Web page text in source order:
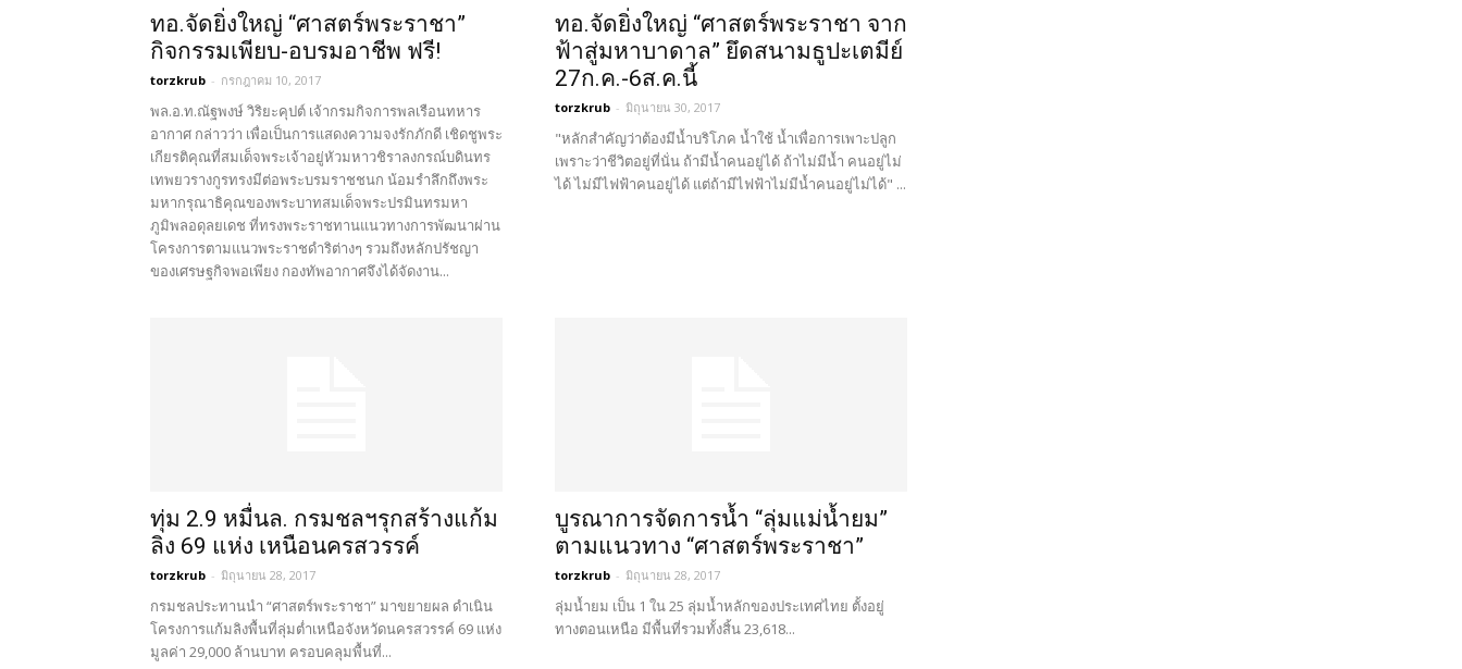
ทอ.จัดยิ่งใหญ่ “ศาสตร์พระราชา”
กิจกรรมเพียบ-อบรมอาชีพ ฟรี!
torzkrub - กรกฎาคม 10, 2017
พล.อ.ท.ณัฐพงษ์ วิริยะคุปต์ เจ้ากรมกิจการพลเรือนทหาร
อากาศ กล่าวว่า เพื่อเป็นการแสดงความจงรักภักดี เชิดชูพระ
เกียรติคุณที่สมเด็จพระเจ้าอยู่หัวมหาวชิราลงกรณ์บดินทร
เทพยวรางกูรทรงมีต่อพระบรมราชชนก น้อมรำลึกถึงพระ
มหากรุณาธิคุณของพระบาทสมเด็จพระปรมินทรมหา
ภูมิพลอดุลยเดช ที่ทรงพระราชทานแนวทางการพัฒนาผ่าน
โครงการตามแนวพระราชดำริต่างๆ รวมถึงหลักปรัชญา
ของเศรษฐกิจพอเพียง กองทัพอากาศจึงได้จัดงาน...
ทอ.จัดยิ่งใหญ่ “ศาสตร์พระราชา จาก
ฟ้าสู่มหาบาดาล” ยึดสนามธูปะเตมีย์
27ก.ค.-6ส.ค.นี้
torzkrub - มิถุนายน 30, 2017
"หลักสำคัญว่าต้องมีน้ำบริโภค น้ำใช้ น้ำเพื่อการเพาะปลูก
เพราะว่าชีวิตอยู่ที่นั่น ถ้ามีน้ำคนอยู่ได้ ถ้าไม่มีน้ำ คนอยู่ไม่
ได้ ไม่มีไฟฟ้าคนอยู่ได้ แต่ถ้ามีไฟฟ้าไม่มีน้ำคนอยู่ไม่ได้" ...
ทุ่ม 2.9 หมื่นล. กรมชลฯรุกสร้างแก้ม
ลิง 69 แห่ง เหนือนครสวรรค์
torzkrub - มิถุนายน 28, 2017
กรมชลประทานนำ “ศาสตร์พระราชา” มาขยายผล ดำเนิน
โครงการแก้มลิงพื้นที่ลุ่มต่ำเหนือจังหวัดนครสวรรค์ 69 แห่ง
มูลค่า 29,000 ล้านบาท ครอบคลุมพื้นที่...
บูรณาการจัดการน้ำ “ลุ่มแม่น้ำยม”
ตามแนวทาง “ศาสตร์พระราชา”
torzkrub - มิถุนายน 28, 2017
ลุ่มน้ำยม เป็น 1 ใน 25 ลุ่มน้ำหลักของประเทศไทย ตั้งอยู่
ทางตอนเหนือ มีพื้นที่รวมทั้งสิ้น 23,618...